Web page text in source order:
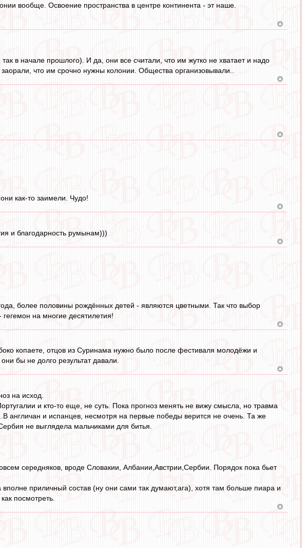
вообще. Освоение пространства в центре континента - эт наше.
в начале прошлого). И да, они все считали, что им жутко не хватает и надо
что им срочно нужны колонии. Общества организовывали..
как-то заимели. Чудо!
и благодарность румынам)))
более половины рождённых детей - являются цветными. Так что выбор
на многие десятилетия!
копаете, отцов из Суринама нужно было после фестиваля молодёжи и
бы не долго результат давали.
на исход.
и кто-то еще, не суть. Пока прогноз менять не вижу смысла, но травма
и испанцев, несмотря на первые победы верится не очень. Та же
не выглядела мальчиками для битья.
середняков, вроде Словакии, Албании,Австрии,Сербии. Порядок пока бьет
приличный состав (ну они сами так думают,ага), хотя там больше пиара и
посмотреть.